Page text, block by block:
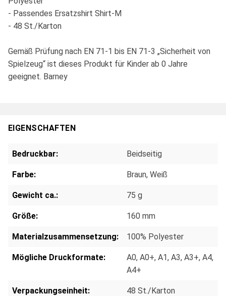
- Passendes Ersatzshirt Shirt-M
- 48 St./Karton
Gemäß Prüfung nach EN 71-1 bis EN 71-3 „Sicherheit von
Spielzeug“ ist dieses Produkt für Kinder ab 0 Jahre
geeignet. Barney
EIGENSCHAFTEN
Bedruckbar: Beidseitig
Farbe: Braun, Weiß
Gewicht ca.: 75 g
Größe: 160 mm
Materialzusammensetzung: 100% Polyester
Mögliche Druckformate: A0, A0+, A1, A3, A3+, A4,
A4+
Verpackungseinheit: 48 St./Karton